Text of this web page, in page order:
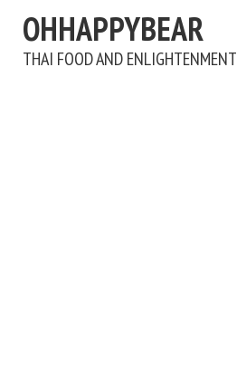
OHHAPPYBEAR
THAI FOOD AND ENLIGHTENMENT